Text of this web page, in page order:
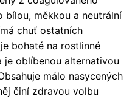
bílou, měkkou a neutrální
chuť ostatních
bohaté na rostlinné
je oblíbenou alternativou
málo nasycených
činí zdravou volbu